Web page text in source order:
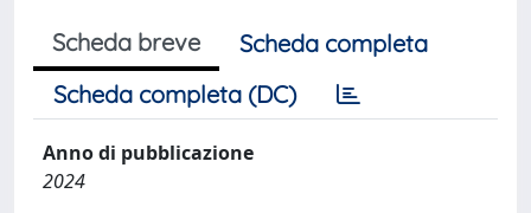
Scheda breve
Scheda completa
Scheda completa (DC)
Anno di pubblicazione
2024